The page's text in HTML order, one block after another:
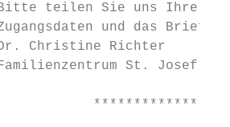
teilen Sie uns Ihre
und das
Christine Richter
St. Josef